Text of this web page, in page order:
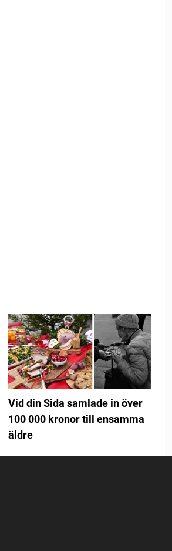
Vid din Sida samlade in över
100 000 kronor till ensamma
äldre